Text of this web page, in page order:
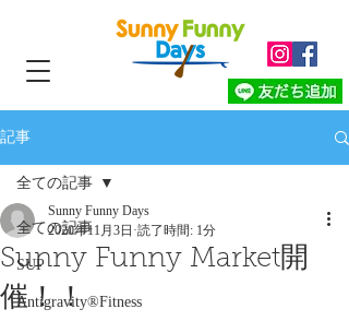
記事
全ての記事
SUP
Antigravity®︎Fitness
全ての記事
Sunny Funny Market開
催！！
Sunny Funny Days
2020年11月3日 読了時間: 1分